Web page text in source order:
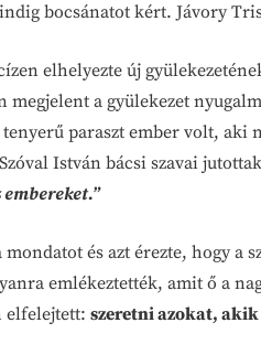
bocsánatot kért. Jávory
elhelyezte új
a gyülekezet
paraszt ember volt,
István bácsi szavai jutottak
és azt érezte, hogy
emlékeztették, amit ő a
elfelejtett: szeretni azokat,